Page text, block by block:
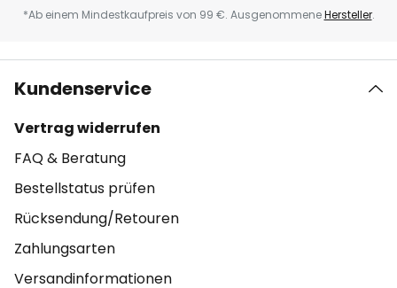
*Ab einem Mindestkaufpreis von 99 €. AusgenommeneHersteller.
Kundenservice
Vertrag widerrufen
FAQ & Beratung
Bestellstatus prüfen
Rücksendung/Retouren
Zahlungsarten
Versandinformationen